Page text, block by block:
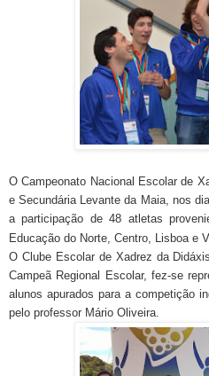
O Campeonato Nacional Escolar de
e Secundária Levante da Maia, nos
a participação de 48 atletas
Educação do Norte, Centro, Lisboa e
O Clube Escolar de Xadrez da
Campeã Regional Escolar, fez-se
alunos apurados para a competição
pelo professor Mário Oliveira.